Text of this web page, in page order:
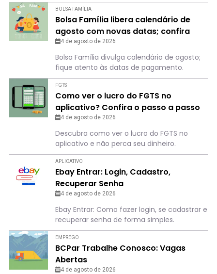
BOLSA FAMÍLIA
Bolsa Família libera calendário de
agosto com novas datas; confira
para não perder o dia
4 de agosto de 2026
Bolsa Família divulga calendário de agosto;
fique atento às datas de pagamento.
FGTS
Como ver o lucro do FGTS no
aplicativo? Confira o passo a passo
4 de agosto de 2026
Descubra como ver o lucro do FGTS no
aplicativo e não perca seu dinheiro.
APLICATIVO
Ebay Entrar: Login, Cadastro,
Recuperar Senha
4 de agosto de 2026
Ebay Entrar: Como fazer login, se cadastrar e
recuperar senha de forma simples.
EMPREGO
BCPar Trabalhe Conosco: Vagas
Abertas
4 de agosto de 2026